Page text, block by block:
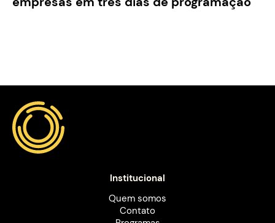
Institucional
Quem somos
Contato